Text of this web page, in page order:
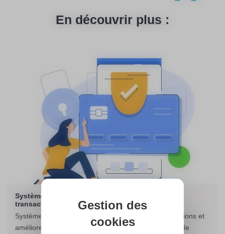
En découvrir plus :
Système de paiement sécurisé : simplifiez vos
transactions et boostez votre compétitivité
Système de paiement sécurisé : facilitez vos transactions et
améliorez votre compétitivité en offrant une solution de
Gestion des
cookies